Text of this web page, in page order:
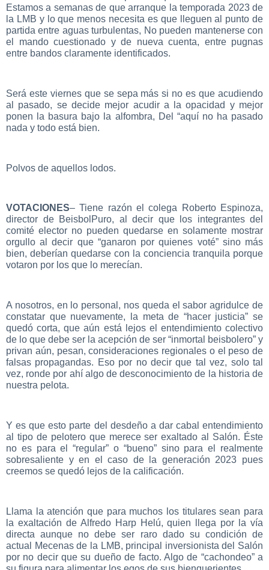
Estamos a semanas de que arranque la temporada 2023 de
la LMB y lo que menos necesita es que lleguen al punto de
partida entre aguas turbulentas, No pueden mantenerse con
el mando cuestionado y de nueva cuenta, entre pugnas
entre bandos claramente identificados.
Será este viernes que se sepa más si no es que acudiendo
al pasado, se decide mejor acudir a la opacidad y mejor
ponen la basura bajo la alfombra, Del “aquí no ha pasado
nada y todo está bien.
Polvos de aquellos lodos.
VOTACIONES– Tiene razón el colega Roberto Espinoza,
director de BeisbolPuro, al decir que los integrantes del
comité elector no pueden quedarse en solamente mostrar
orgullo al decir que “ganaron por quienes voté” sino más
bien, deberían quedarse con la conciencia tranquila porque
votaron por los que lo merecían.
A nosotros, en lo personal, nos queda el sabor agridulce de
constatar que nuevamente, la meta de “hacer justicia” se
quedó corta, que aún está lejos el entendimiento colectivo
de lo que debe ser la acepción de ser “inmortal beisbolero” y
privan aún, pesan, consideraciones regionales o el peso de
falsas propagandas. Eso por no decir que tal vez, solo tal
vez, ronde por ahí algo de desconocimiento de la historia de
nuestra pelota.
Y es que esto parte del desdeño a dar cabal entendimiento
al tipo de pelotero que merece ser exaltado al Salón. Éste
no es para el “regular” o “bueno” sino para el realmente
sobresaliente y en el caso de la generación 2023 pues
creemos se quedó lejos de la calificación.
Llama la atención que para muchos los titulares sean para
la exaltación de Alfredo Harp Helú, quien llega por la vía
directa aunque no debe ser raro dado su condición de
actual Mecenas de la LMB, principal inversionista del Salón
por no decir que su dueño de facto. Algo de “cachondeo” a